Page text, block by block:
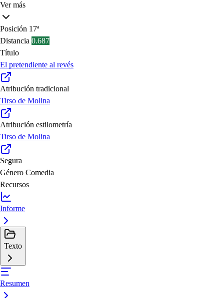
Ver más
Posición 17ª
Distancia 0.687
Título
El pretendiente al revés
Atribución tradicional
Tirso de Molina
Atribución estilometría
Tirso de Molina
Segura
Género Comedia
Recursos
Informe
Texto
Resumen